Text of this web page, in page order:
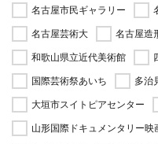
名古屋市民ギャラリー
名古屋芸術大
名古屋造
和歌山県立近代美術館
国際芸術祭あいち
多治
大垣市スイトピアセンター
山形国際ドキュメンタリー映